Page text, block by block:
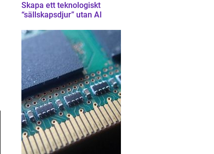
Skapa ett teknologiskt
“sällskapsdjur” utan AI